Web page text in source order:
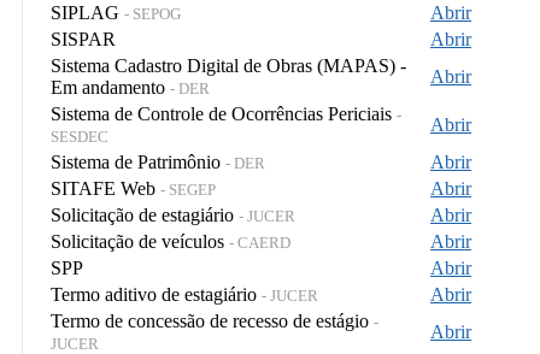
SIPLAG - SEPOG
Abrir
SISPAR
Abrir
Sistema Cadastro Digital de Obras (MAPAS) -
Em andamento - DER
Abrir
Sistema de Controle de Ocorrências Periciais -
SESDEC
Abrir
Sistema de Patrimônio - DER
Abrir
SITAFE Web - SEGEP
Abrir
Solicitação de estagiário - JUCER
Abrir
Solicitação de veículos - CAERD
Abrir
SPP
Abrir
Termo aditivo de estagiário - JUCER
Abrir
Termo de concessão de recesso de estágio -
JUCER
Abrir